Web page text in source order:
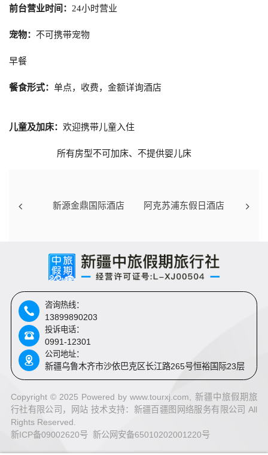
前台营业时间： 24小时营业
宠物： 不可携带宠物
早餐
餐食形式： 单点，收费，金额详询酒店
儿童及加床： 欢迎携带儿童入住
所有房型不可加床、不提供婴儿床
新源金鼎国际酒店 阿克苏浦东假日酒店
咨询热线：
13899890203
投诉电话：
0991-12301
公司地址：
新疆乌鲁木齐市沙依巴克区长江路265号恒裕国际23层
Copyright © 2025 Powered by www.tourxj.com, 新疆中旅假期旅
行社有限公司，网站 技术支持： 新疆百疆图网络服务有限公司 All
Rights Reserved.
新ICP备09002620号 新公网安备65010202001220号